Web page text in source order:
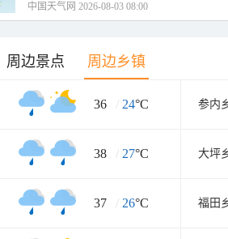
中国天气网 2026-08-03 08:00
周边景点 周边乡镇
36 / 24°C 参内
38 / 27°C 大坪
37 / 26°C 福田